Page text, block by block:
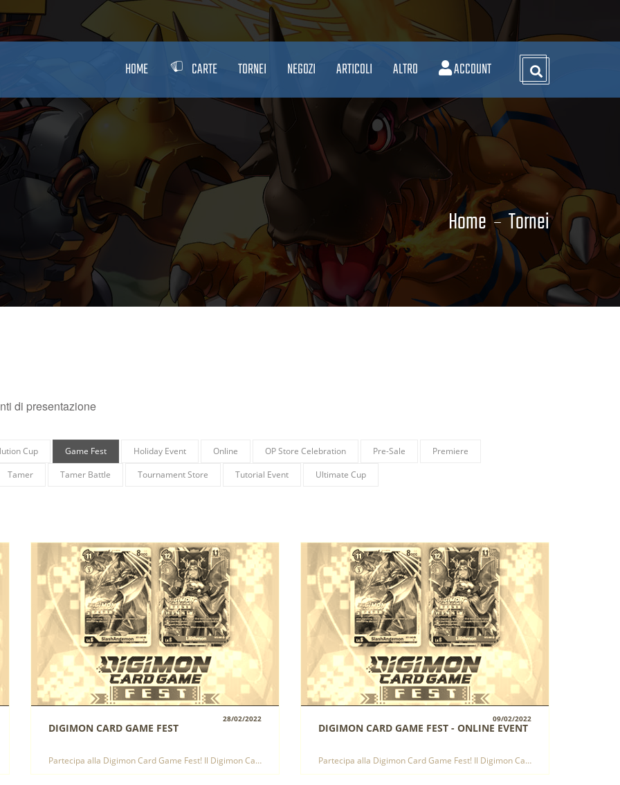
HOME CARTE TORNEI NEGOZI ARTICOLI ALTRO ACCOUNT
Home Tornei
di presentazione
Cup Game Fest Holiday Event Online OP Store Celebration Pre-Sale
Premiere
Tamer Tamer Battle Tournament Store Tutorial Event Ultimate Cup
VISUALIZZA
28/02/2022
DIGIMON CARD GAME FEST
Partecipa alla Digimon Card Game Fest! Il Digimon Card Game Fest è un evento Premiere di Digimon Card Game!
VISUALIZZA
09/02/2022
DIGIMON CARD GAME FEST - ONLINE EVENT
Partecipa alla Digimon Card Game Fest! Il Digimon Card Game Fest è un evento Premiere di Digimon Card Game!